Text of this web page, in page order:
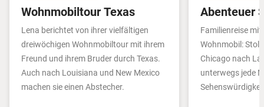
Wohnmobiltour Texas
Lena berichtet von ihrer vielfältigen
dreiwöchigen Wohnmobiltour mit ihrem
Freund und ihrem Bruder durch Texas.
Auch nach Louisiana und New Mexico
machen sie einen Abstecher.
Abenteuer
Familienreise
Wohnmobil:
Chicago nach
unterwegs jede